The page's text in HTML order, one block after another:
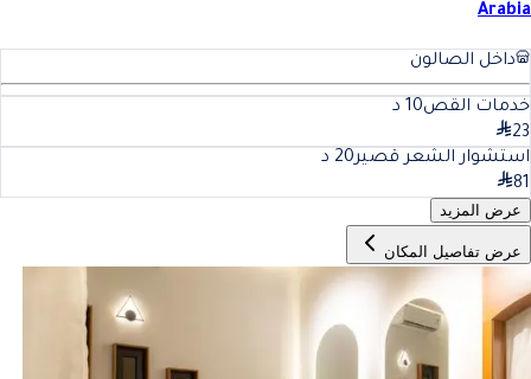
Arabia
داخل الصالون
خدمات القص10 د
23
استشوار الشعر قصير20 د
81
عرض المزيد
عرض تفاصيل المكان